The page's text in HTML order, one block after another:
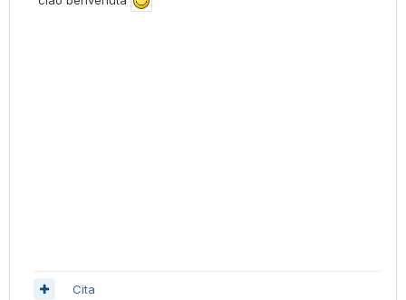
Cita